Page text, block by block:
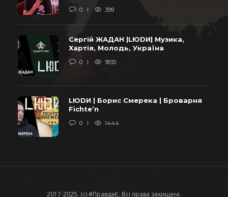
0 399
Сергій ЖАДАН |LЮDИ| Музика,
Хартія, Молодь, Україна
0 1835
LЮDИ | Борис Смерека | Броварня
Fichte’n
0 1444
2017-2025. (c) #ПравдаЄ. Всі права захищені.